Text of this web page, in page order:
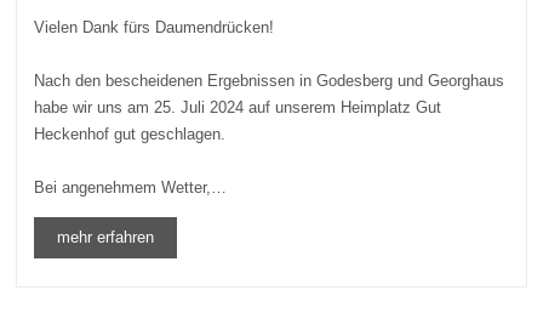
Vielen Dank fürs Daumendrücken!
Nach den bescheidenen Ergebnissen in Godesberg und Georghaus
habe wir uns am 25. Juli 2024 auf unserem Heimplatz Gut
Heckenhof gut geschlagen.
Bei angenehmem Wetter,…
mehr erfahren